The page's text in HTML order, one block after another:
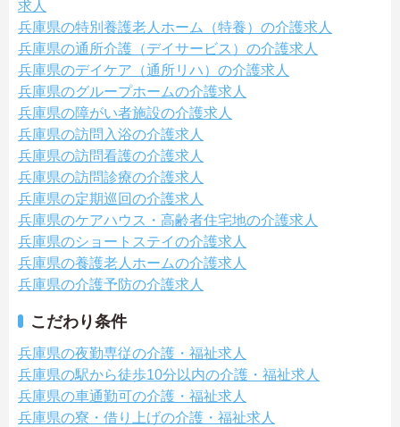
求人
兵庫県の特別養護老人ホーム（特養）の介護求人
兵庫県の通所介護（デイサービス）の介護求人
兵庫県のデイケア（通所リハ）の介護求人
兵庫県のグループホームの介護求人
兵庫県の障がい者施設の介護求人
兵庫県の訪問入浴の介護求人
兵庫県の訪問看護の介護求人
兵庫県の訪問診療の介護求人
兵庫県の定期巡回の介護求人
兵庫県のケアハウス・高齢者住宅地の介護求人
兵庫県のショートステイの介護求人
兵庫県の養護老人ホームの介護求人
兵庫県の介護予防の介護求人
こだわり条件
兵庫県の夜勤専従の介護・福祉求人
兵庫県の駅から徒歩10分以内の介護・福祉求人
兵庫県の車通勤可の介護・福祉求人
兵庫県の寮・借り上げの介護・福祉求人